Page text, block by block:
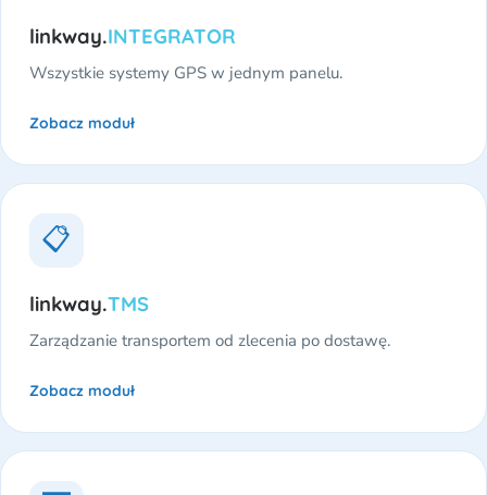
linkway.INTEGRATOR
Wszystkie systemy GPS w jednym panelu.
Zobacz moduł
📋
linkway.TMS
Zarządzanie transportem od zlecenia po dostawę.
Zobacz moduł